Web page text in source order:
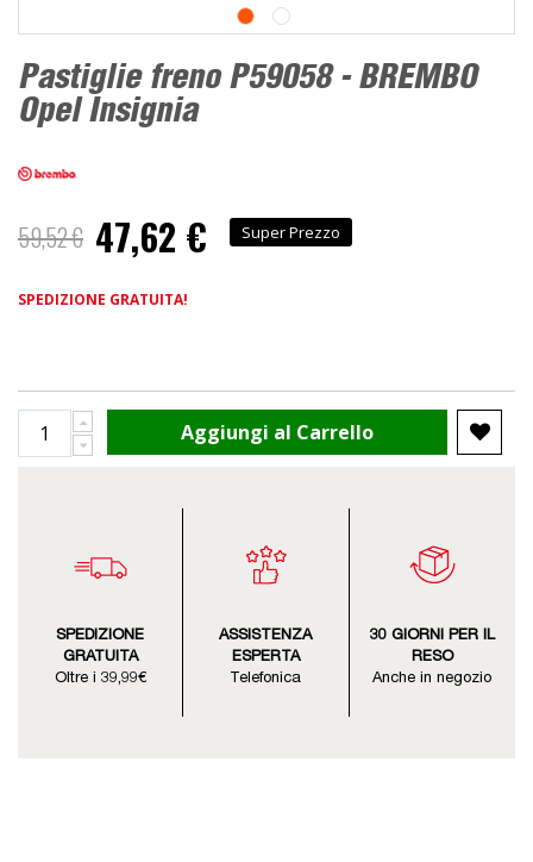
Pastiglie freno P59058 - BREMBO
Opel Insignia
59,52 €
Prezzo
speciale
47,62 € Super Prezzo
SPEDIZIONE GRATUITA!
Aggiungi al Carrello
SPEDIZIONE
GRATUITA
Oltre i 39,99€
ASSISTENZA
ESPERTA
Telefonica
30 GIORNI PER IL
RESO
Anche in negozio